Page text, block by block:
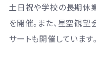
土日祝や学校の長期休
を開催。また、星空観
サートも開催しています。